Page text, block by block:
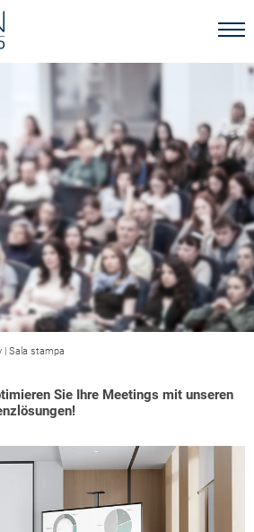
| Sala stampa
Sie Ihre Meetings mit unseren